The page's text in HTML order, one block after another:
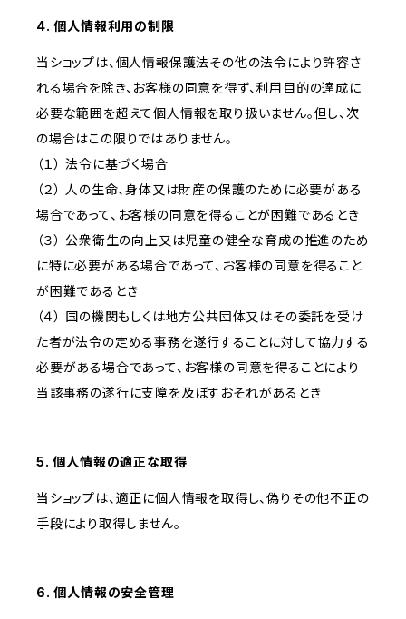
4. 個人情報利用の制限
当ショップは、個人情報保護法その他の法令により許容さ
れる場合を除き、お客様の同意を得ず、利用目的の達成に
必要な範囲を超えて個人情報を取り扱いません。但し、次
の場合はこの限りではありません。
（１） 法令に基づく場合
（２） 人の生命、身体又は財産の保護のために必要がある
場合であって、お客様の同意を得ることが困難であるとき
（３） 公衆衛生の向上又は児童の健全な育成の推進のため
に特に必要がある場合であって、お客様の同意を得ること
が困難であるとき
（４） 国の機関もしくは地方公共団体又はその委託を受け
た者が法令の定める事務を遂行することに対して協力する
必要がある場合であって、お客様の同意を得ることにより
当該事務の遂行に支障を及ぼすおそれがあるとき
5. 個人情報の適正な取得
当ショップは、適正に個人情報を取得し、偽りその他不正の
手段により取得しません。
6. 個人情報の安全管理